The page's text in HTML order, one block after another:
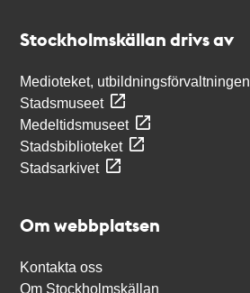
Stockholmskällan drivs av
Medioteket, utbildningsförvaltningen
Stadsmuseet
Medeltidsmuseet
Stadsbiblioteket
Stadsarkivet
Om webbplatsen
Kontakta oss
Om Stockholmskällan